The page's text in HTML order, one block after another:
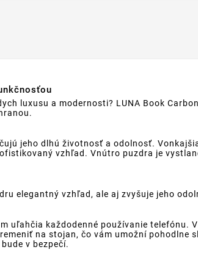
luxusu a modernosti? LUNA Book
jeho dlhú životnosť a odolnosť.
vzhľad. Vnútro puzdra je
elegantný vzhľad, ale aj zvyšuje jeho
uľahčia každodenné používanie telefónu.
na stojan, čo vám umožní pohodlne
v bezpečí.